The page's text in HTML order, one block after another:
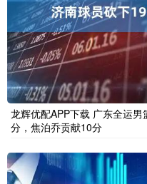
龙辉优配APP下载 广东全运
分，焦泊乔贡献10分